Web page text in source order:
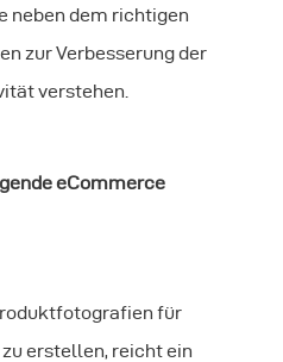
neben dem richtigen
zur Verbesserung der
verstehen.
eCommerce
für
erstellen, reicht ein